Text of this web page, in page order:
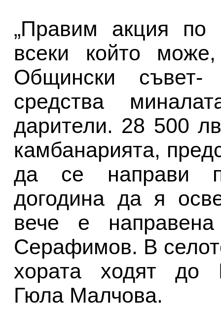
„Правим акция по
всеки който
Общински съвет-
средства
дарители. 28 500
камбанарията,
да се направи
догодина да я
вече е
Серафимов. В
хората ходят до
Гюла Малчова.